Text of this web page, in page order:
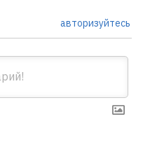
авторизуйтесь